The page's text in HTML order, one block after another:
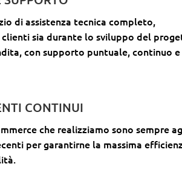
di assistenza tecnica completo,
sia durante lo sviluppo del
con supporto puntuale, continuo e
CONTINUI
che realizziamo sono sempre
per garantirne la massima